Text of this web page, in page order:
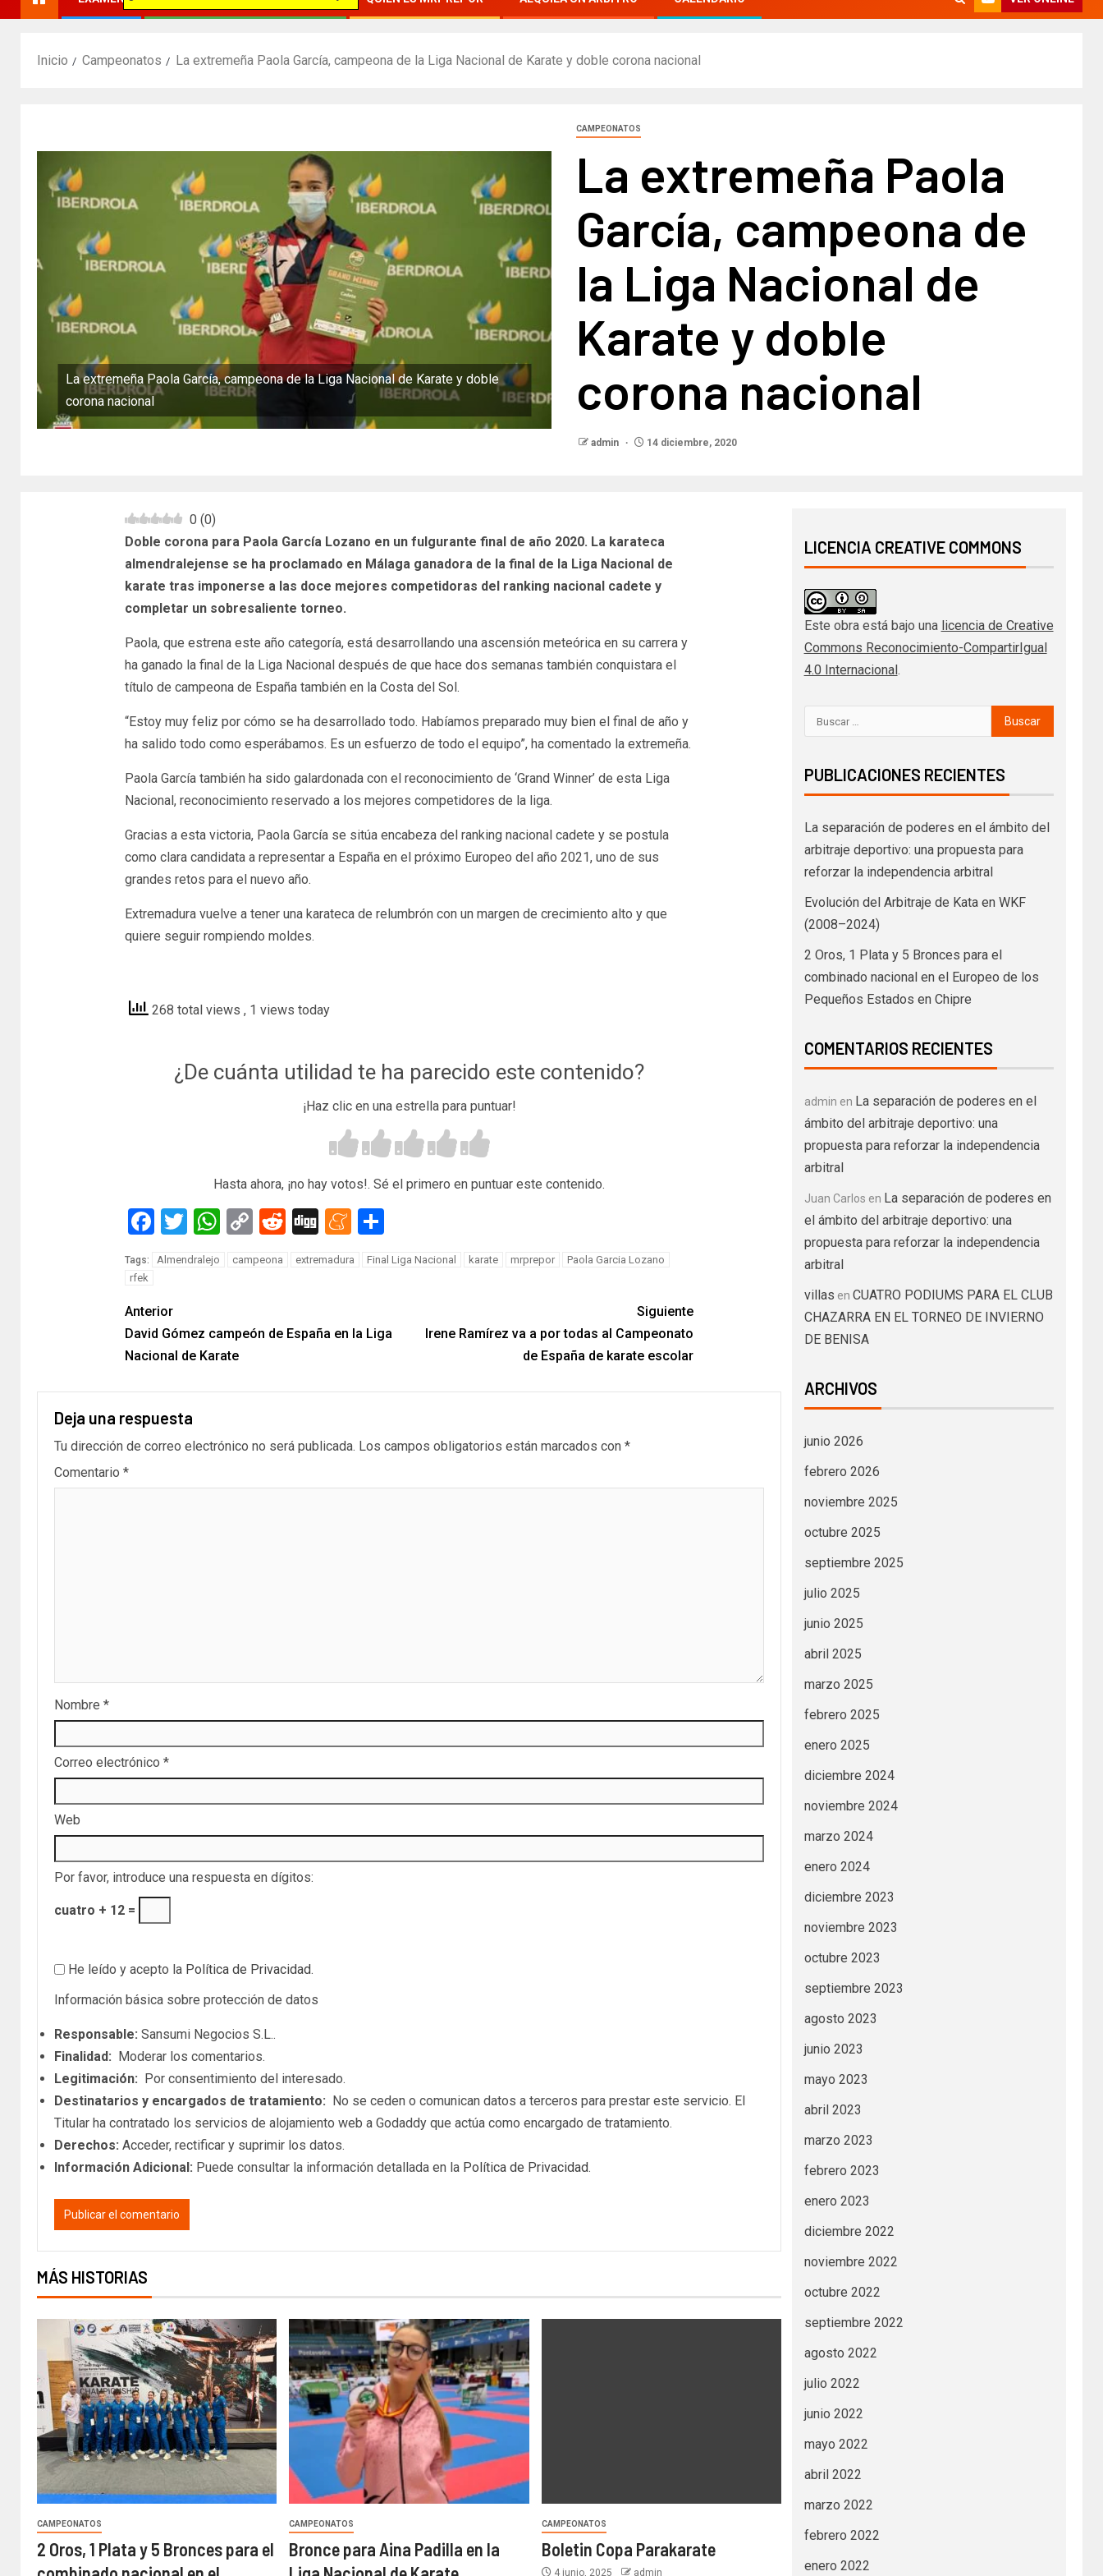
Inicio Campeonatos La extremeña Paola García, campeona de la Liga Nacional de Karate y doble corona nacional
La extremeña Paola García, campeona de la Liga Nacional de Karate y doble
corona nacional
CAMPEONATOS
La extremeña Paola
García, campeona de
la Liga Nacional de
Karate y doble
corona nacional
admin 14 diciembre, 2020
0 (0)
Doble corona para Paola García Lozano en un fulgurante final de año 2020. La karateca
almendralejense se ha proclamado en Málaga ganadora de la final de la Liga Nacional de
karate tras imponerse a las doce mejores competidoras del ranking nacional cadete y
completar un sobresaliente torneo.
Paola, que estrena este año categoría, está desarrollando una ascensión meteórica en su carrera y
ha ganado la final de la Liga Nacional después de que hace dos semanas también conquistara el
título de campeona de España también en la Costa del Sol.
“Estoy muy feliz por cómo se ha desarrollado todo. Habíamos preparado muy bien el final de año y
ha salido todo como esperábamos. Es un esfuerzo de todo el equipo”, ha comentado la extremeña.
Paola García también ha sido galardonada con el reconocimiento de ‘Grand Winner’ de esta Liga
Nacional, reconocimiento reservado a los mejores competidores de la liga.
Gracias a esta victoria, Paola García se sitúa encabeza del ranking nacional cadete y se postula
como clara candidata a representar a España en el próximo Europeo del año 2021, uno de sus
grandes retos para el nuevo año.
Extremadura vuelve a tener una karateca de relumbrón con un margen de crecimiento alto y que
quiere seguir rompiendo moldes.
268 total views , 1 views today
¿De cuánta utilidad te ha parecido este contenido?
¡Haz clic en una estrella para puntuar!
Hasta ahora, ¡no hay votos!. Sé el primero en puntuar este contenido.
Facebook
Twitter
WhatsApp
CopyReddit
DiggMeneame
Compartir
Tags: Almendralejo campeona extremadura Final Liga Nacional karate mrprepor
Paola Garcia Lozano
rfek
Anterior
David Gómez campeón de España en la Liga
Nacional de Karate
Siguiente
Irene Ramírez va a por todas al Campeonato
de España de karate escolar
Deja una respuesta
Tu dirección de correo electrónico no será publicada. Los campos obligatorios están marcados con *
Comentario *
Nombre *
Correo electrónico *
Web
Por favor, introduce una respuesta en dígitos:
cuatro + 12 =
He leído y acepto la Política de Privacidad.
Información básica sobre protección de datos
Responsable: Sansumi Negocios S.L..
Finalidad: Moderar los comentarios.
Legitimación: Por consentimiento del interesado.
Destinatarios y encargados de tratamiento: No se ceden o comunican datos a terceros para prestar este servicio. El
Titular ha contratado los servicios de alojamiento web a Godaddy que actúa como encargado de tratamiento.
Derechos: Acceder, rectificar y suprimir los datos.
Información Adicional: Puede consultar la información detallada en la Política de Privacidad.
MÁS HISTORIAS
CAMPEONATOS
2 Oros, 1 Plata y 5 Bronces para el
CAMPEONATOS
Bronce para Aina Padilla en la
CAMPEONATOS
Boletin Copa Parakarate
4 junio, 2025 admin
LICENCIA CREATIVE COMMONS
Este obra está bajo una licencia de Creative
Commons Reconocimiento-CompartirIgual
4.0 Internacional.
PUBLICACIONES RECIENTES
La separación de poderes en el ámbito del
arbitraje deportivo: una propuesta para
reforzar la independencia arbitral
Evolución del Arbitraje de Kata en WKF
(2008–2024)
2 Oros, 1 Plata y 5 Bronces para el
combinado nacional en el Europeo de los
Pequeños Estados en Chipre
COMENTARIOS RECIENTES
admin en La separación de poderes en el
ámbito del arbitraje deportivo: una
propuesta para reforzar la independencia
arbitral
Juan Carlos en La separación de poderes en
el ámbito del arbitraje deportivo: una
propuesta para reforzar la independencia
arbitral
villas en CUATRO PODIUMS PARA EL CLUB
CHAZARRA EN EL TORNEO DE INVIERNO
DE BENISA
ARCHIVOS
junio 2026
febrero 2026
noviembre 2025
octubre 2025
septiembre 2025
julio 2025
junio 2025
abril 2025
marzo 2025
febrero 2025
enero 2025
diciembre 2024
noviembre 2024
marzo 2024
enero 2024
diciembre 2023
noviembre 2023
octubre 2023
septiembre 2023
agosto 2023
junio 2023
mayo 2023
abril 2023
marzo 2023
febrero 2023
enero 2023
diciembre 2022
noviembre 2022
octubre 2022
septiembre 2022
agosto 2022
julio 2022
junio 2022
mayo 2022
abril 2022
marzo 2022
febrero 2022
enero 2022